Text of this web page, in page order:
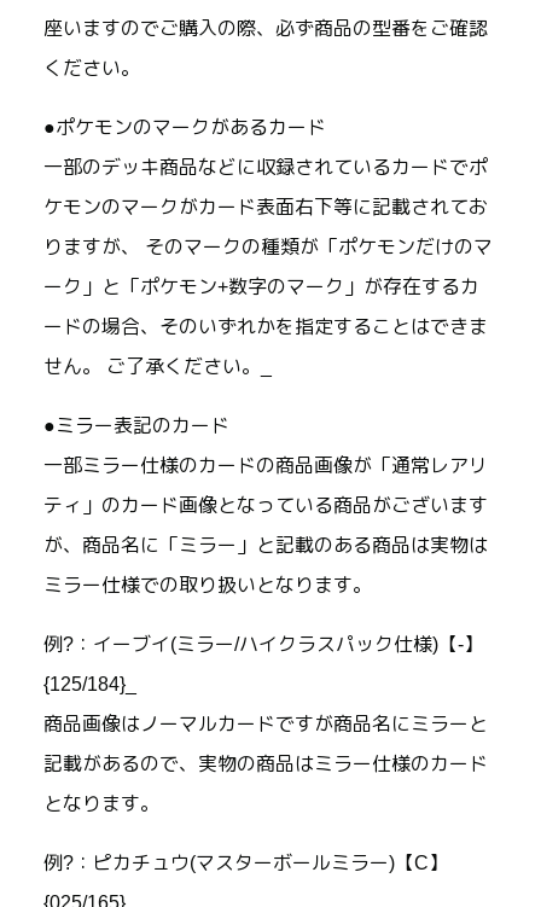
座いますのでご購入の際、必ず商品の型番をご確認
ください。
●ポケモンのマークがあるカード
一部のデッキ商品などに収録されているカードでポ
ケモンのマークがカード表面右下等に記載されてお
りますが、 そのマークの種類が「ポケモンだけのマ
ーク」と「ポケモン+数字のマーク」が存在するカ
ードの場合、そのいずれかを指定することはできま
せん。 ご了承ください。_
●ミラー表記のカード
一部ミラー仕様のカードの商品画像が「通常レアリ
ティ」のカード画像となっている商品がございます
が、商品名に「ミラー」と記載のある商品は実物は
ミラー仕様での取り扱いとなります。
例?：イーブイ(ミラー/ハイクラスパック仕様)【-】
{125/184}_
商品画像はノーマルカードですが商品名にミラーと
記載があるので、実物の商品はミラー仕様のカード
となります。
例?：ピカチュウ(マスターボールミラー)【C】
{025/165}_